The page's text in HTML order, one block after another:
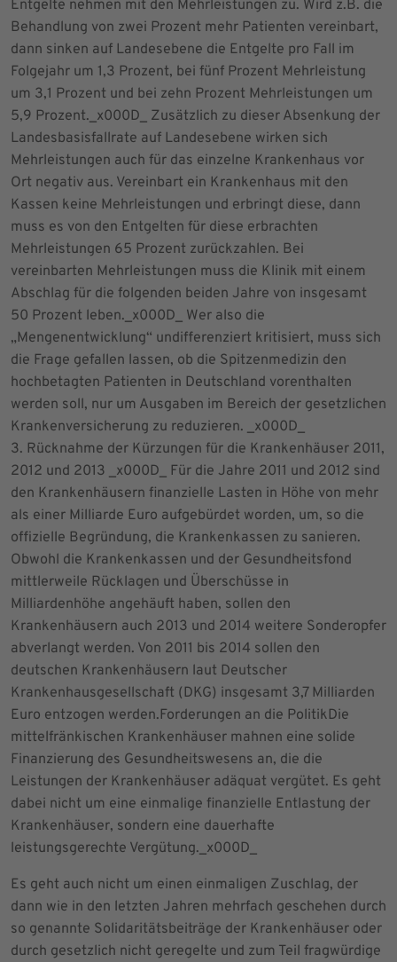
Entgelte nehmen mit den Mehrleistungen zu. Wird z.B. die
Behandlung von zwei Prozent mehr Patienten vereinbart,
dann sinken auf Landesebene die Entgelte pro Fall im
Folgejahr um 1,3 Prozent, bei fünf Prozent Mehrleistung
um 3,1 Prozent und bei zehn Prozent Mehrleistungen um
5,9 Prozent._x000D_ Zusätzlich zu dieser Absenkung der
Landesbasisfallrate auf Landesebene wirken sich
Mehrleistungen auch für das einzelne Krankenhaus vor
Ort negativ aus. Vereinbart ein Krankenhaus mit den
Kassen keine Mehrleistungen und erbringt diese, dann
muss es von den Entgelten für diese erbrachten
Mehrleistungen 65 Prozent zurückzahlen. Bei
vereinbarten Mehrleistungen muss die Klinik mit einem
Abschlag für die folgenden beiden Jahre von insgesamt
50 Prozent leben._x000D_ Wer also die
„Mengenentwicklung“ undifferenziert kritisiert, muss sich
die Frage gefallen lassen, ob die Spitzenmedizin den
hochbetagten Patienten in Deutschland vorenthalten
werden soll, nur um Ausgaben im Bereich der gesetzlichen
Krankenversicherung zu reduzieren. _x000D_
3. Rücknahme der Kürzungen für die Krankenhäuser 2011,
2012 und 2013 _x000D_ Für die Jahre 2011 und 2012 sind
den Krankenhäusern finanzielle Lasten in Höhe von mehr
als einer Milliarde Euro aufgebürdet worden, um, so die
offizielle Begründung, die Krankenkassen zu sanieren.
Obwohl die Krankenkassen und der Gesundheitsfond
mittlerweile Rücklagen und Überschüsse in
Milliardenhöhe angehäuft haben, sollen den
Krankenhäusern auch 2013 und 2014 weitere Sonderopfer
abverlangt werden. Von 2011 bis 2014 sollen den
deutschen Krankenhäusern laut Deutscher
Krankenhausgesellschaft (DKG) insgesamt 3,7 Milliarden
Euro entzogen werden.Forderungen an die PolitikDie
mittelfränkischen Krankenhäuser mahnen eine solide
Finanzierung des Gesundheitswesens an, die die
Leistungen der Krankenhäuser adäquat vergütet. Es geht
dabei nicht um eine einmalige finanzielle Entlastung der
Krankenhäuser, sondern eine dauerhafte
leistungsgerechte Vergütung._x000D_
Es geht auch nicht um einen einmaligen Zuschlag, der
dann wie in den letzten Jahren mehrfach geschehen durch
so genannte Solidaritätsbeiträge der Krankenhäuser oder
durch gesetzlich nicht geregelte und zum Teil fragwürdige